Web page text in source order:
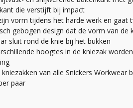
die verstijft bij impact
vorm tijdens het harde werk en gaat
gebogen design dat de vorm van
sluit rond de knie bij het bukken
hoogtes in de kniezak
van alle Snickers Workwear
paar